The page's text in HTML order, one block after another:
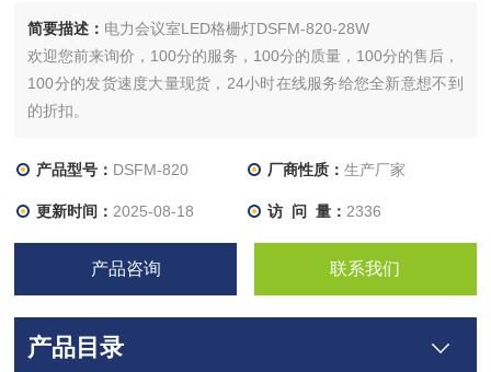
简要描述： 电力会议室LED格栅灯DSFM-820-28W
欢迎您前来询价，100分的服务，100分的质量，100分的售后，
100分的发货速度大量现货，24小时在线服务给您全新意想不到
的折扣。
产品型号： DSFM-820 厂商性质： 生产厂家
更新时间： 2025-08-18 访 问 量： 2336
产品咨询 联系我们
产品目录